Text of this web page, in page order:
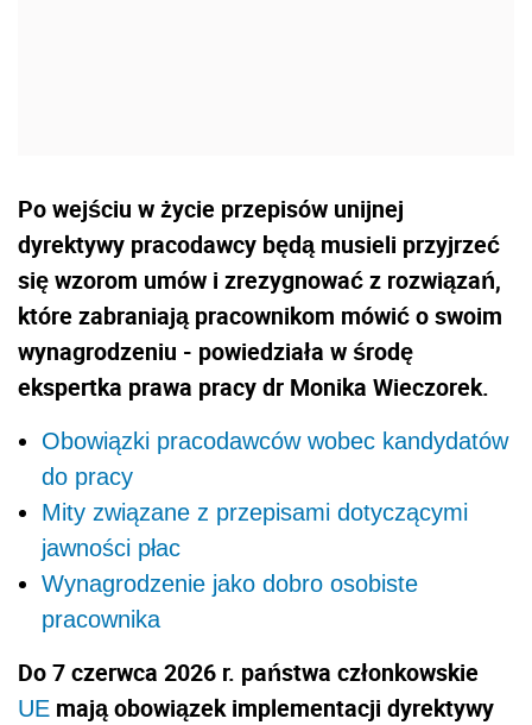
Po wejściu w życie przepisów unijnej
dyrektywy pracodawcy będą musieli przyjrzeć
się wzorom umów i zrezygnować z rozwiązań,
które zabraniają pracownikom mówić o swoim
wynagrodzeniu - powiedziała w środę
ekspertka prawa pracy dr Monika Wieczorek.
Obowiązki pracodawców wobec kandydatów
do pracy
Mity związane z przepisami dotyczącymi
jawności płac
Wynagrodzenie jako dobro osobiste
pracownika
Do 7 czerwca 2026 r. państwa członkowskie
UE mają obowiązek implementacji dyrektywy